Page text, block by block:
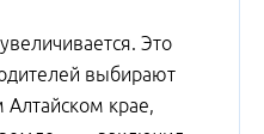
Это
выбирают
Алтайском крае,